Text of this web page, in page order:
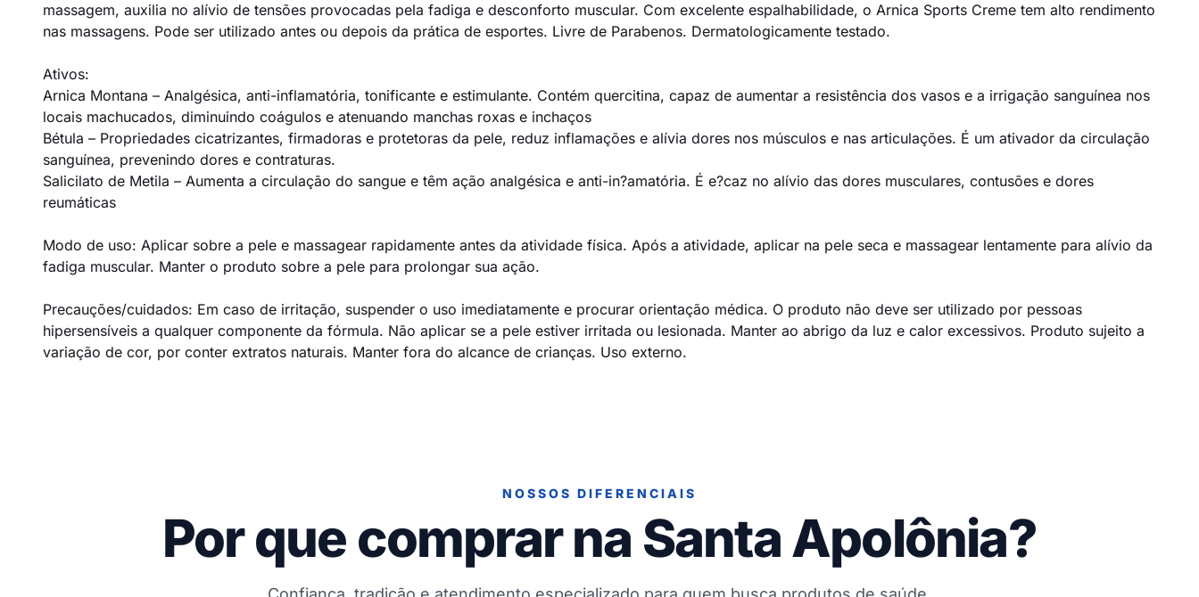
massagem, auxilia no alívio de tensões provocadas pela fadiga e desconforto muscular. Com excelente espalhabilidade, o Arnica Sports Creme tem alto rendimento
nas massagens. Pode ser utilizado antes ou depois da prática de esportes. Livre de Parabenos. Dermatologicamente testado.
Ativos:
Arnica Montana – Analgésica, anti-inflamatória, tonificante e estimulante. Contém quercitina, capaz de aumentar a resistência dos vasos e a irrigação sanguínea nos
locais machucados, diminuindo coágulos e atenuando manchas roxas e inchaços
Bétula – Propriedades cicatrizantes, firmadoras e protetoras da pele, reduz inflamações e alívia dores nos músculos e nas articulações. É um ativador da circulação
sanguínea, prevenindo dores e contraturas.
Salicilato de Metila – Aumenta a circulação do sangue e têm ação analgésica e anti-in?amatória. É e?caz no alívio das dores musculares, contusões e dores
reumáticas
Modo de uso: Aplicar sobre a pele e massagear rapidamente antes da atividade física. Após a atividade, aplicar na pele seca e massagear lentamente para alívio da
fadiga muscular. Manter o produto sobre a pele para prolongar sua ação.
Precauções/cuidados: Em caso de irritação, suspender o uso imediatamente e procurar orientação médica. O produto não deve ser utilizado por pessoas
hipersensíveis a qualquer componente da fórmula. Não aplicar se a pele estiver irritada ou lesionada. Manter ao abrigo da luz e calor excessivos. Produto sujeito a
variação de cor, por conter extratos naturais. Manter fora do alcance de crianças. Uso externo.
NOSSOS DIFERENCIAIS
Por que comprar na Santa Apolônia?